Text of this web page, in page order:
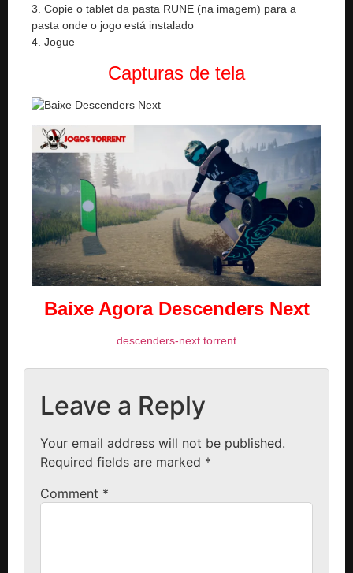
3. Copie o tablet da pasta RUNE (na imagem) para a
pasta onde o jogo está instalado
4. Jogue
Capturas de tela
Baixe Agora Descenders Next
descenders-next torrent
Leave a Reply
Your email address will not be published.
Required fields are marked *
Comment *